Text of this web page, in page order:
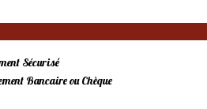
était :
15,00 €.
est :
10,00 €.
Sécurisé
Bancaire ou Chèque